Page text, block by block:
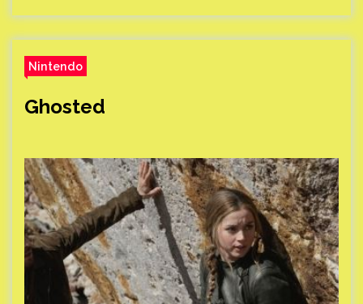
Nintendo
Ghosted